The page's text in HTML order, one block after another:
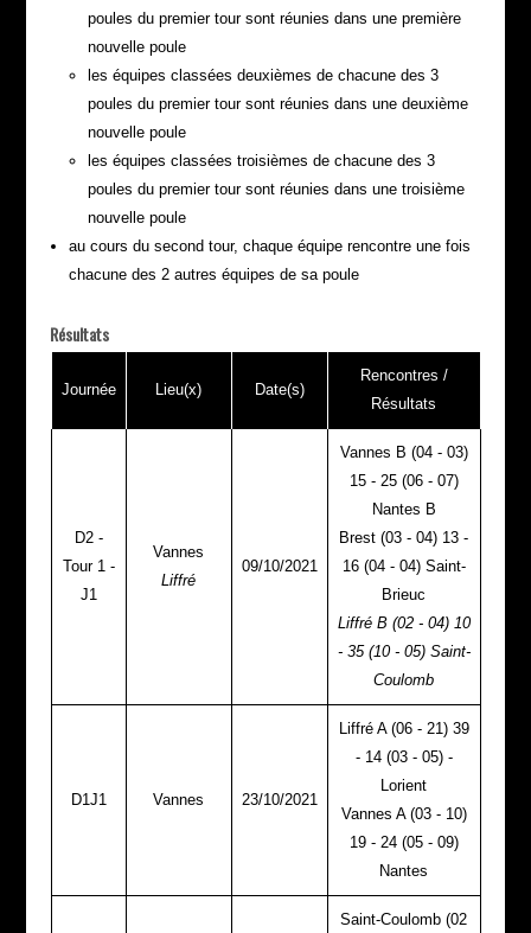
poules du premier tour sont réunies dans une première
nouvelle poule
les équipes classées deuxièmes de chacune des 3
poules du premier tour sont réunies dans une deuxième
nouvelle poule
les équipes classées troisièmes de chacune des 3
poules du premier tour sont réunies dans une troisième
nouvelle poule
au cours du second tour, chaque équipe rencontre une fois
chacune des 2 autres équipes de sa poule
Résultats
Journée Lieu(x) Date(s)
Rencontres /
Résultats
D2 -
Tour 1 -
J1
Vannes
Liffré
09/10/2021
Vannes B (04 - 03)
15 - 25 (06 - 07)
Nantes B
Brest (03 - 04) 13 -
16 (04 - 04) Saint-
Brieuc
Liffré B (02 - 04) 10
- 35 (10 - 05) Saint-
Coulomb
D1J1 Vannes 23/10/2021
Liffré A (06 - 21) 39
- 14 (03 - 05) -
Lorient
Vannes A (03 - 10)
19 - 24 (05 - 09)
Nantes
Saint-Coulomb (02